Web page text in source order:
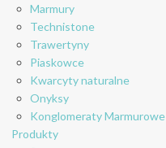
Marmury
Technistone
Trawertyny
Piaskowce
Kwarcyty naturalne
Onyksy
Konglomeraty Marmurowe
Produkty